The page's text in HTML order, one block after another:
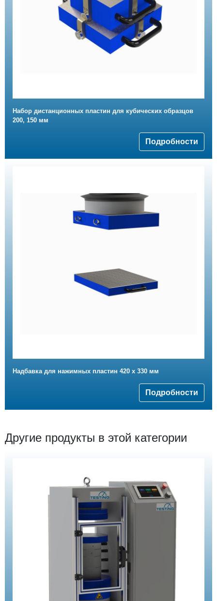
Набор дистанционных пластин для кубических образцов
200, 150 мм
Подробности
Надбавка для нажимных пластин 420 x 330 мм
Подробности
Другие продукты в этой категории